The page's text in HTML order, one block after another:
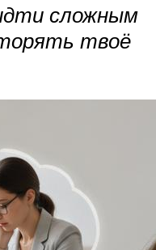
сложным
твоё